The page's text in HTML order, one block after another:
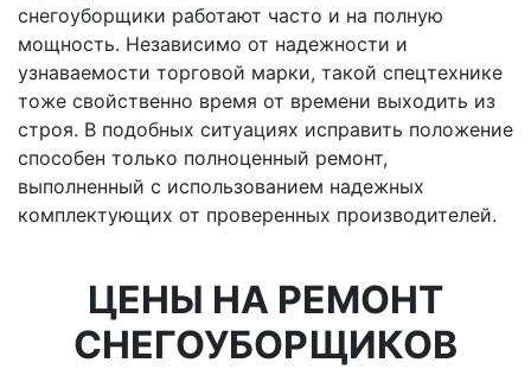
снегоуборщики работают часто и на полную
мощность. Независимо от надежности и
узнаваемости торговой марки, такой спецтехнике
тоже свойственно время от времени выходить из
строя. В подобных ситуациях исправить положение
способен только полноценный ремонт,
выполненный с использованием надежных
комплектующих от проверенных производителей.
ЦЕНЫ НА РЕМОНТ
СНЕГОУБОРЩИКОВ